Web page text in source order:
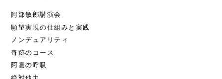
阿部敏郎講演会
願望実現の仕組みと実践
ノンデュアリティ
奇跡のコース
阿雲の呼吸